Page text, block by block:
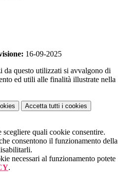
16-09-2025
da questo utilizzati si avvalgono di
ed utili alle finalità illustrate nella
Accetta tutti i cookies
scegliere quali cookie consentire.
consentono il funzionamento della
necessari al funzionamento potete
.